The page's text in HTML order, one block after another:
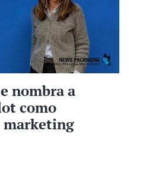
nombra a
como
marketing